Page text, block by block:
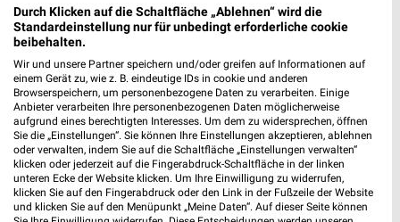
0,4 km
Inspiriert vom Meer
Gültig bis Di. 25.08.
0,4 km
Gültig bis Di. 01.09.
Tchibo Tchibo
Durch Klicken auf die Schaltfläche „Ablehnen“ wird die
Standardeinstellung nur für unbedingt erforderliche cookie
beibehalten.
Wir und unsere Partner speichern und/oder greifen auf Informationen auf
einem Gerät zu, wie z. B. eindeutige IDs in cookie und anderen
Browserspeichern, um personenbezogene Daten zu verarbeiten. Einige
Anbieter verarbeiten Ihre personenbezogenen Daten möglicherweise
aufgrund eines berechtigten Interesses. Um dem zu widersprechen, öffnen
Sie die „Einstellungen“. Sie können Ihre Einstellungen akzeptieren, ablehnen
oder verwalten, indem Sie auf die Schaltfläche „Einstellungen verwalten“
klicken oder jederzeit auf die Fingerabdruck-Schaltfläche in der linken
unteren Ecke der Website klicken. Um Ihre Einwilligung zu widerrufen,
klicken Sie auf den Fingerabdruck oder den Link in der Fußzeile der Website
und klicken Sie auf den Menüpunkt „Meine Daten“. Auf dieser Seite können